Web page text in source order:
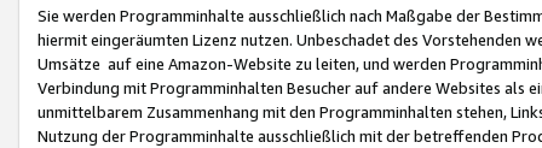
Sie werden Programminhalte ausschließlich nach Maßgabe der
hiermit eingeräumten Lizenz nutzen. Unbeschadet des Vorstehenden
Umsätze auf eine Amazon-Website zu leiten, und werden
Verbindung mit Programminhalten Besucher auf andere Websites als
unmittelbarem Zusammenhang mit den Programminhalten stehen,
Nutzung der Programminhalte ausschließlich mit der betreffenden